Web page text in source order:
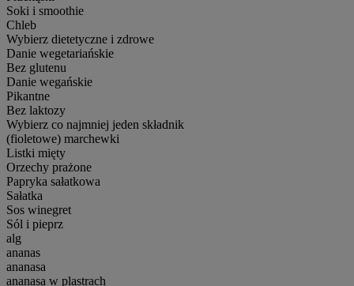
Soki i smoothie
Chleb
Wybierz dietetyczne i zdrowe
Danie wegetariańskie
Bez glutenu
Danie wegańskie
Pikantne
Bez laktozy
Wybierz co najmniej jeden składnik
(fioletowe) marchewki
Listki mięty
Orzechy prażone
Papryka sałatkowa
Sałatka
Sos winegret
Sól i pieprz
alg
ananas
ananasa
ananasa w plastrach